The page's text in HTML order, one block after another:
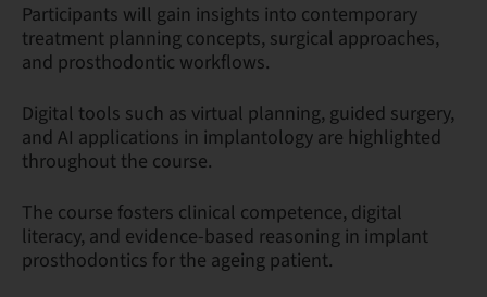
Participants will gain insights into contemporary
treatment planning concepts, surgical approaches,
and prosthodontic workflows.
Digital tools such as virtual planning, guided surgery,
and AI applications in implantology are highlighted
throughout the course.
The course fosters clinical competence, digital
literacy, and evidence-based reasoning in implant
prosthodontics for the ageing patient.